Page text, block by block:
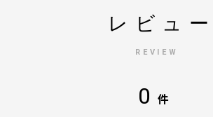
レビュー
REVIEW
0 件